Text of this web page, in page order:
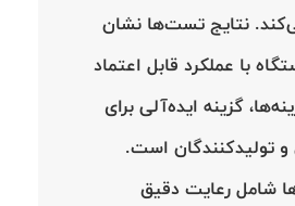
نتایج تست‌ها نشان
با عملکرد قابل اعتماد
گزینه ایده‌آلی برای
و تولیدکنندگان است.
شامل رعایت دقیق